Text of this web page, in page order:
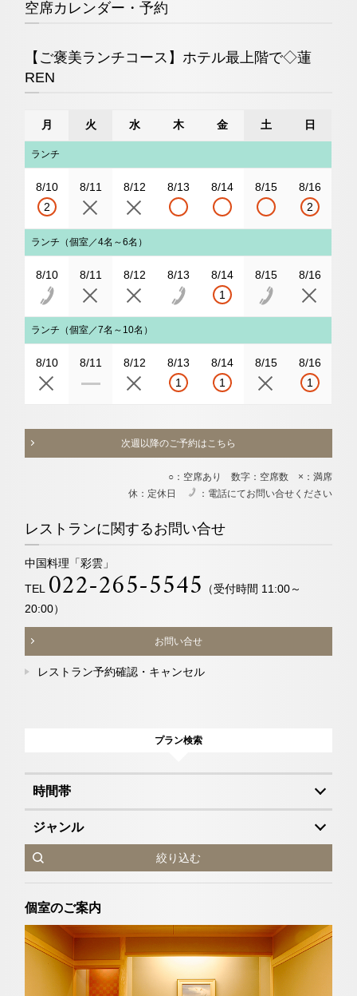
空席カレンダー・予約
【ご褒美ランチコース】ホテル最上階で◇蓮
REN
月 火 水 木 金 土 日
ランチ
2
8/10 8/11 8/12 8/13 8/14
8/15
2
8/16
ランチ（個室／4名～6名）
8/10 8/11 8/12
8/13
1
8/14 8/15 8/16
ランチ（個室／7名～10名）
8/10 8/11
8/12
1
8/13
1
8/14
8/15
1
8/16
次週以降のご予約はこちら
○：空席あり 数字：空席数 ×：満席
休：定休日
：電話にてお問い合せください
レストランに関するお問い合せ
中国料理「彩雲」
TEL
022-265-5545
（受付時間 11:00～
20:00）
お問い合せ
レストラン予約確認・キャンセル
プラン検索
時間帯
ジャンル
絞り込む
個室のご案内